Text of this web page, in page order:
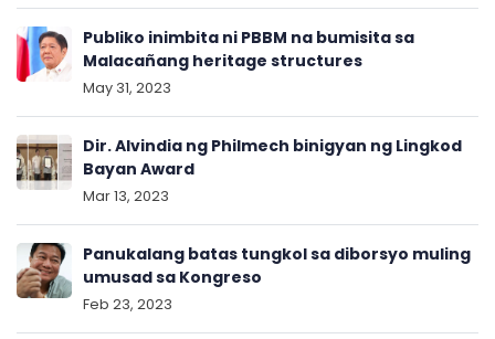
Publiko inimbita ni PBBM na bumisita sa
Malacañang heritage structures
May 31, 2023
Dir. Alvindia ng Philmech binigyan ng Lingkod
Bayan Award
Mar 13, 2023
Panukalang batas tungkol sa diborsyo muling
umusad sa Kongreso
Feb 23, 2023